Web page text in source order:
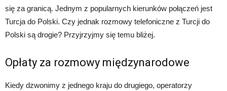
się za granicą. Jednym z popularnych kierunków połączeń jest
Turcja do Polski. Czy jednak rozmowy telefoniczne z Turcji do
Polski są drogie? Przyjrzyjmy się temu bliżej.
Opłaty za rozmowy międzynarodowe
Kiedy dzwonimy z jednego kraju do drugiego, operatorzy